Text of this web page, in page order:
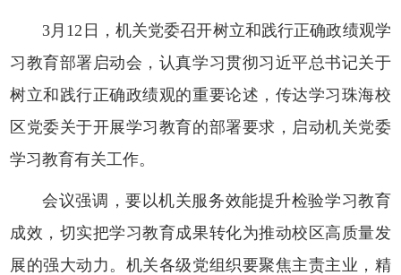
3月12日，机关党委召开树立和践行正确政绩观学
习教育部署启动会，认真学习贯彻习近平总书记关于
树立和践行正确政绩观的重要论述，传达学习珠海校
区党委关于开展学习教育的部署要求，启动机关党委
学习教育有关工作。
会议强调，要以机关服务效能提升检验学习教育
成效，切实把学习教育成果转化为推动校区高质量发
展的强大动力。机关各级党组织要聚焦主责主业，精